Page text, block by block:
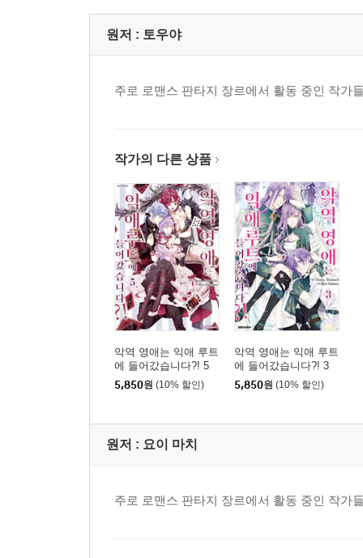
원저 : 토우야
주로 로맨스 판타지 장르에서 활동 중인 작가
작가의 다른 상품
악역 영애는 익애 루트
에 들어갔습니다?! 5
5,850원 (10% 할인)
악역 영애는 익애 루트
에 들어갔습니다?! 3
5,850원 (10% 할인)
원저 : 요이 마치
주로 로맨스 판타지 장르에서 활동 중인 작가